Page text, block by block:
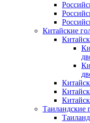
Китайские
Таиландские